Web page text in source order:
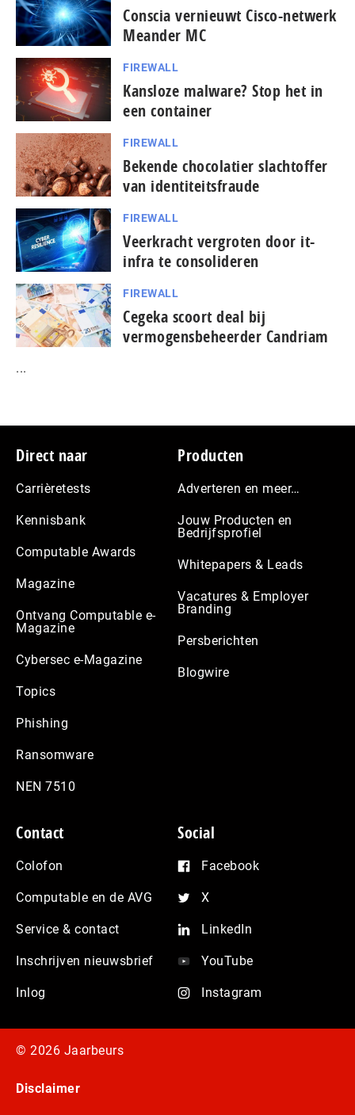
Conscia vernieuwt Cisco-netwerk
Meander MC
FIREWALL
Kansloze malware? Stop het in
een container
FIREWALL
Bekende chocolatier slachtoffer
van identiteitsfraude
FIREWALL
Veerkracht vergroten door it-
infra te consolideren
FIREWALL
Cegeka scoort deal bij
vermogensbeheerder Candriam
...
Footer
Direct naar
Carrièretests
Kennisbank
Computable Awards
Magazine
Ontvang Computable e-
Magazine
Cybersec e-Magazine
Topics
Phishing
Ransomware
NEN 7510
Producten
Adverteren en meer…
Jouw Producten en
Bedrijfsprofiel
Whitepapers & Leads
Vacatures & Employer
Branding
Persberichten
Blogwire
Contact
Colofon
Computable en de AVG
Service & contact
Inschrijven nieuwsbrief
Inlog
Social
Facebook
X
LinkedIn
YouTube
Instagram
© 2026 Jaarbeurs
Disclaimer